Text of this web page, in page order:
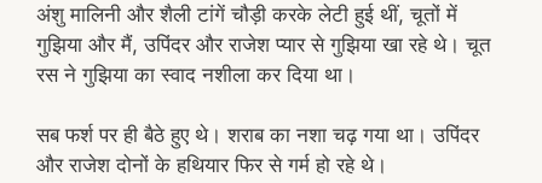
अंशु मालिनी और शैली टांगें चौड़ी करके लेटी हुई थीं, चूतों में
गुझिया और मैं, उपिंदर और राजेश प्यार से गुझिया खा रहे थे। चूत
रस ने गुझिया का स्वाद नशीला कर दिया था।
सब फर्श पर ही बैठे हुए थे। शराब का नशा चढ़ गया था। उपिंदर
और राजेश दोनों के हथियार फिर से गर्म हो रहे थे।